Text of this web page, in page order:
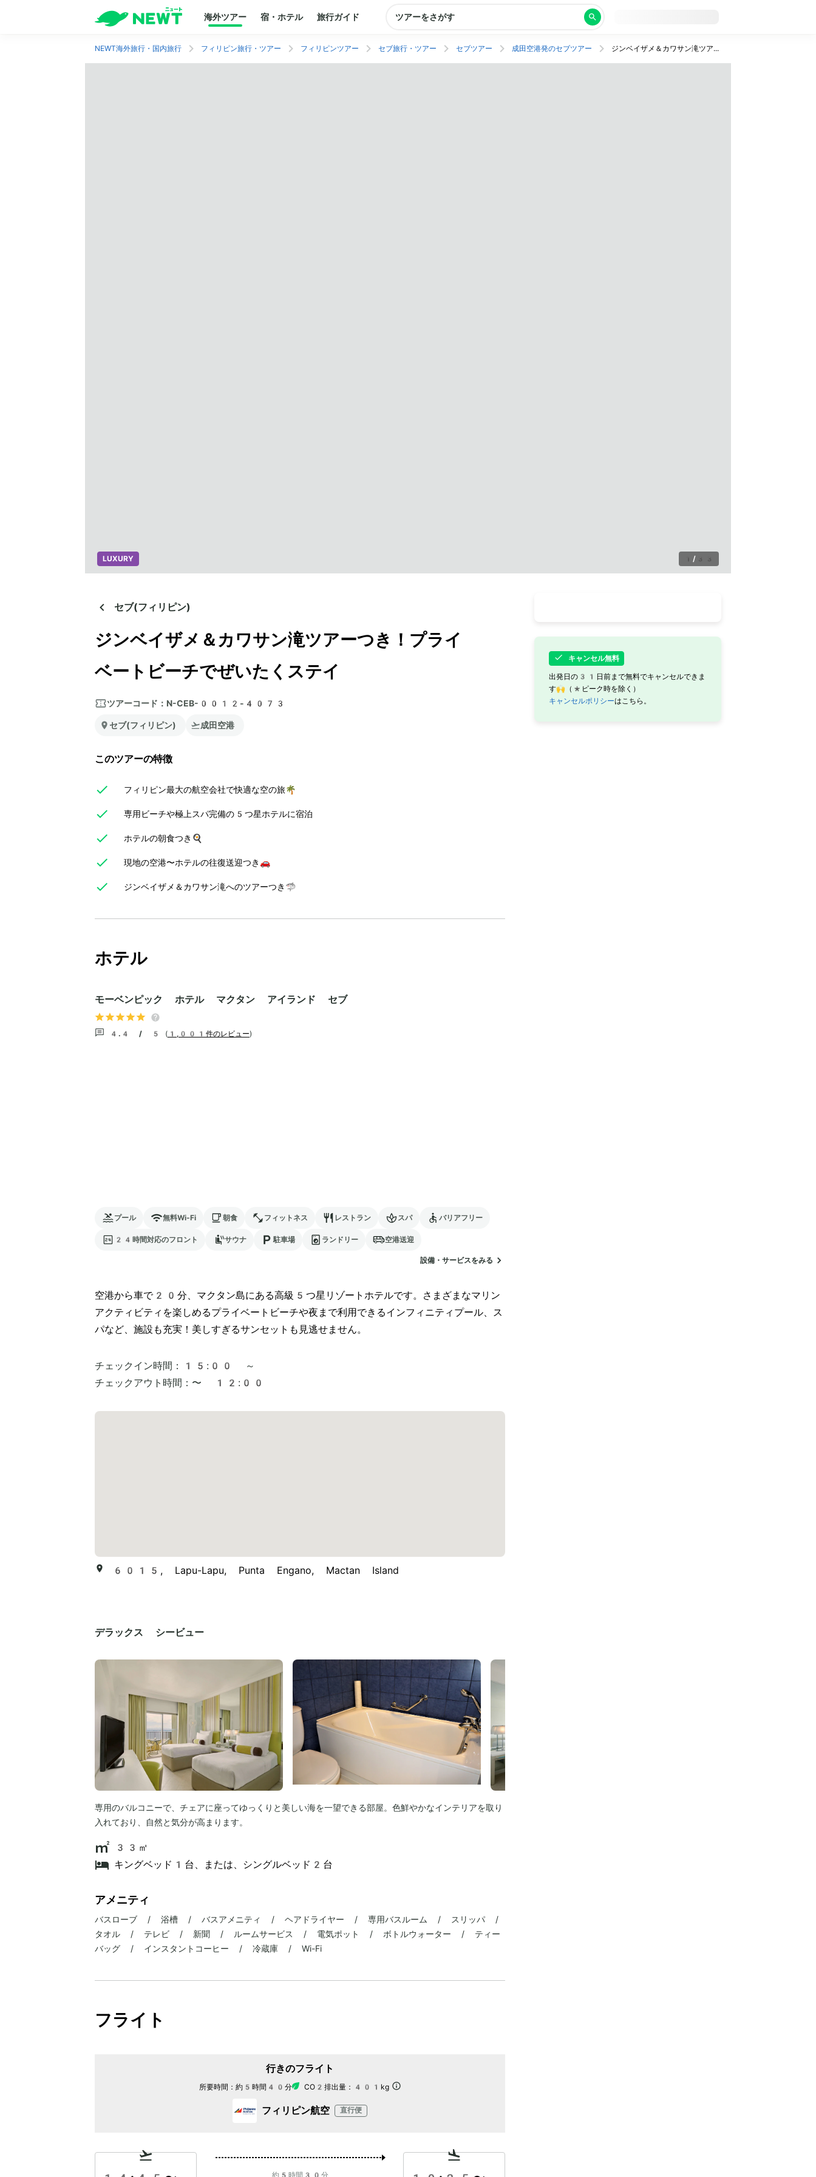
海外ツアー 宿・ホテル 旅行ガイド ツアーをさがす
NEWT海外旅行・国内旅行 フィリピン旅行・ツアー フィリピンツアー セブ旅行・ツアー セブツアー 成田空港発のセブツアー ジンベイザメ＆カワサン滝ツアーつき！プライベートビーチでぜいたくステイ
1 / 33
LUXURY
セブ(フィリピン)
ジンベイザメ＆カワサン滝ツアーつき！プライ
ベートビーチでぜいたくステイ
ツアーコード： N-CEB-0012-4073
セブ(フィリピン) 成田空港
このツアーの特徴
フィリピン最大の航空会社で快適な空の旅🌴
専用ビーチや極上スパ完備の5つ星ホテルに宿泊
ホテルの朝食つき🍳
現地の空港〜ホテルの往復送迎つき🚗
ジンベイザメ＆カワサン滝へのツアーつき🦈
ホテル
モーベンピック ホテル マクタン アイランド セブ
4.4 / 5 ( 1,001件のレビュー)
プール 無料Wi-Fi 朝食 フィットネス レストラン スパ バリアフリー
24時間対応のフロント サウナ 駐車場 ランドリー 空港送迎
設備・サービスをみる
空港から車で20分、マクタン島にある高級5つ星リゾートホテルです。さまざまなマリン
アクティビティを楽しめるプライベートビーチや夜まで利用できるインフィニティプール、ス
パなど、施設も充実！美しすぎるサンセットも見逃せません。
チェックイン時間：
15:00 ～
チェックアウト時間： 〜 12:00
6015, Lapu-Lapu, Punta Engano, Mactan Island
デラックス シービュー
専用のバルコニーで、チェアに座ってゆっくりと美しい海を一望できる部屋。色鮮やかなインテリアを取り
入れており、自然と気分が高まります。
33㎡
キングベッド1台、または、シングルベッド2台
アメニティ
バスローブ / 浴槽 / バスアメニティ / ヘアドライヤー / 専用バスルーム / スリッパ /
タオル / テレビ / 新聞 / ルームサービス / 電気ポット / ボトルウォーター / ティー
バッグ / インスタントコーヒー / 冷蔵庫 / Wi-Fi
フライト
行きのフライト
所要時間： 約5時間40分 CO2排出量： 401kg
フィリピン航空 直行便
約5時間30分
キャンセル無料
出発日の31日前まで無料でキャンセルできま
す🙌（*ピーク時を除く）
キャンセルポリシーはこちら。